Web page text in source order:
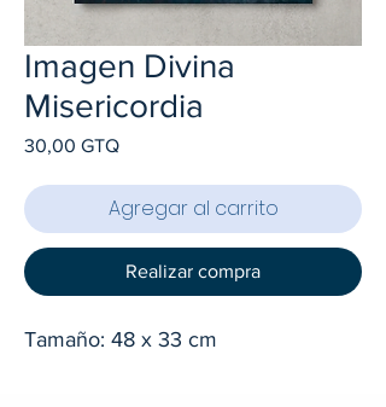
Imagen Divina
Misericordia
30,00 GTQPrecio
Agregar al carrito
Realizar compra
Tamaño: 48 x 33 cm